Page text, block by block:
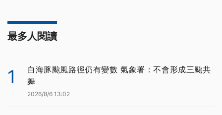
最多人閱讀
1
白海豚颱風路徑仍有變數 氣象署：不會形成三颱共
舞
2026/8/6 13:02